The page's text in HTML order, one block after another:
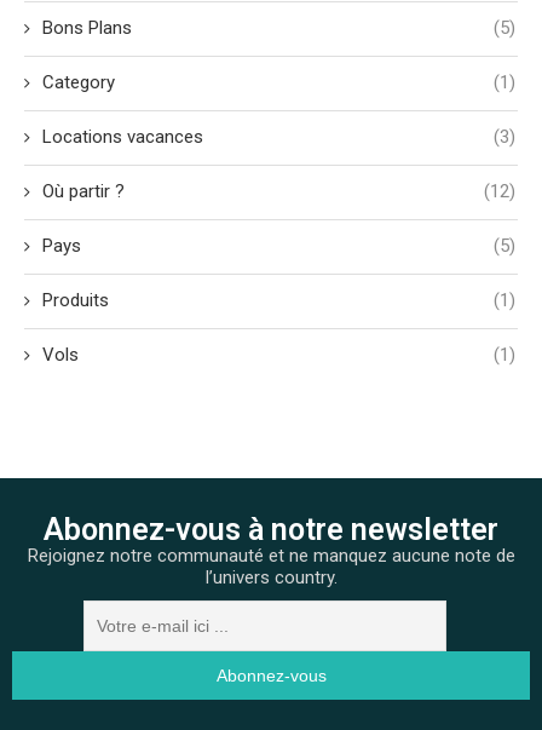
Bons Plans (5)
Category (1)
Locations vacances (3)
Où partir ? (12)
Pays (5)
Produits (1)
Vols (1)
Abonnez-vous à notre newsletter
Rejoignez notre communauté et ne manquez aucune note de
l’univers country.